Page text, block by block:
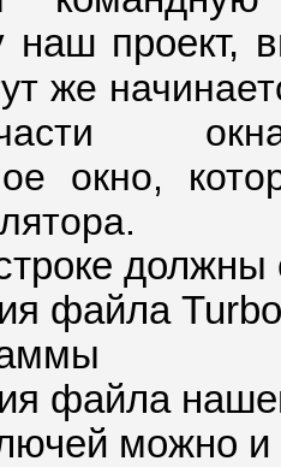
наш проект,
же
окно,
должны
файла
файла
можно и